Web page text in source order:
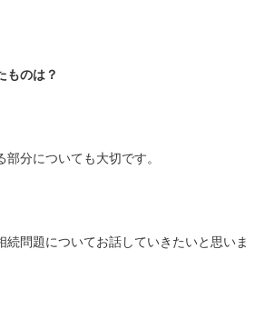
ものは？
分についても大切です。
続問題についてお話していきたいと思いま